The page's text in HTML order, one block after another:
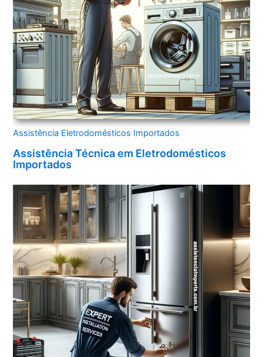
Assistência Eletrodomésticos Importados
Assistência Técnica em Eletrodomésticos
Importados